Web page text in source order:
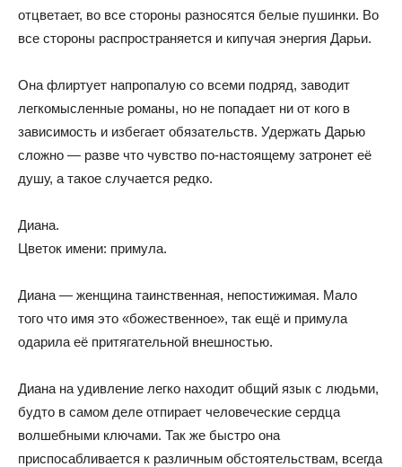
отцветает, во все стороны разносятся белые пушинки. Во
все стороны распространяется и кипучая энергия Дарьи.
Она флиртует напропалую со всеми подряд, заводит
легкомысленные романы, но не попадает ни от кого в
зависимость и избегает обязательств. Удержать Дарью
сложно — разве что чувство по-настоящему затронет её
душу, а такое случается редко.
Диана.
Цветок имени: примула.
Диана — женщина таинственная, непостижимая. Мало
того что имя это «божественное», так ещё и примула
одарила её притягательной внешностью.
Диана на удивление легко находит общий язык с людьми,
будто в самом деле отпирает человеческие сердца
волшебными ключами. Так же быстро она
приспосабливается к различным обстоятельствам, всегда